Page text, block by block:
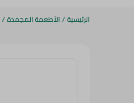
الرئيسية/الأطعمة المجمدة/